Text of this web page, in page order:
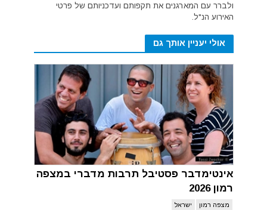
ולברר עם המארגנים את תקפותם ועדכניותם של פרטי
האירוע הנ"ל.
אולי יעניין אותך גם
אינטימדבר פסטיבל תרבות מדברי במצפה
רמון 2026
מצפה רמון ישראל